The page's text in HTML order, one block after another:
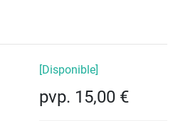
[Disponible]
pvp. 15,00 €